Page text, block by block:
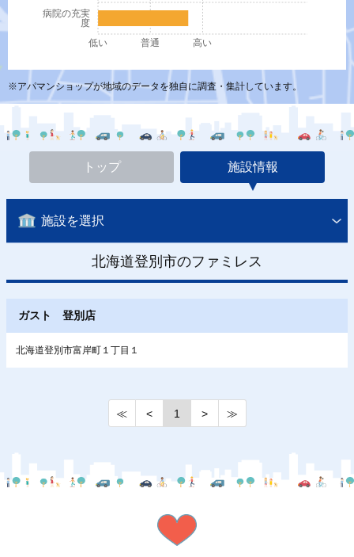
病院の充実
度
低い 普通 高い
※アパマンショップが地域のデータを独自に調査・集計しています。
トップ 施設情報
施設を選択
北海道登別市のファミレス
ガスト 登別店
北海道登別市富岸町１丁目１
≪ < 1 > ≫